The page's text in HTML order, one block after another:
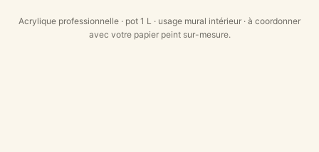
Acrylique professionnelle · pot 1 L · usage mural intérieur · à coordonner
avec votre papier peint sur-mesure.